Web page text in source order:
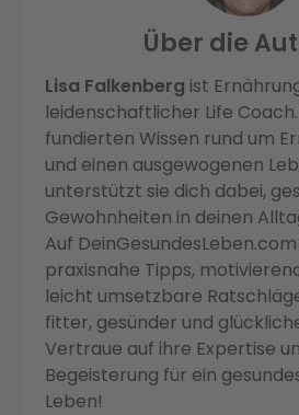
Über die
Lisa Falkenberg ist
leidenschaftlicher Life
fundierten Wissen rund um
und einen ausgewogenen
unterstützt sie dich dabei,
Gewohnheiten in deinen
Auf
praxisnahe Tipps,
leicht umsetzbare
fitter, gesünder und
Vertraue auf ihre Expertise
Begeisterung für ein
Leben!